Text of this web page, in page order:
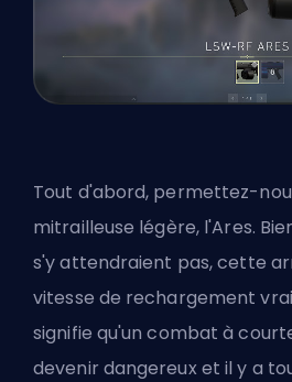
Tout d'abord, permettez-
mitrailleuse légère, l'Ares.
s'y attendraient pas, cette
vitesse de rechargement
signifie qu'un combat à
devenir dangereux et il y a